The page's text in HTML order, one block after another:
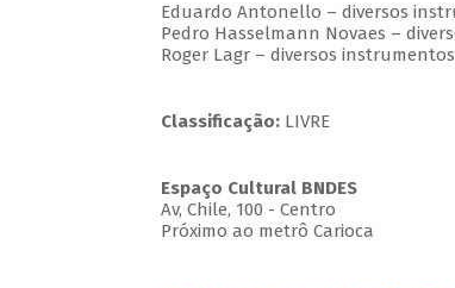
Eduardo Antonello – diversos
Pedro Hasselmann Novaes –
Roger Lagr – diversos instrumentos
Classificação:LIVRE
Espaço Cultural BNDES
Av, Chile, 100 - Centro
Próximo ao metrô Carioca